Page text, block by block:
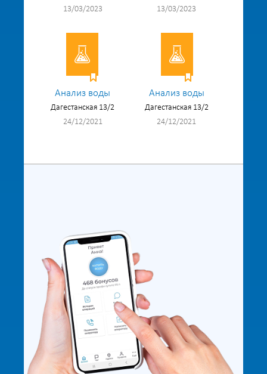
13/03/2023
13/03/2023
Анализ воды
Дагестанская 13/2
24/12/2021
Анализ воды
Дагестанская 13/2
24/12/2021